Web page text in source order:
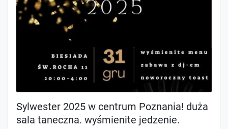
Sylwester 2025 w centrum Poznania! duża
sala taneczna. wyśmienite jedzenie.